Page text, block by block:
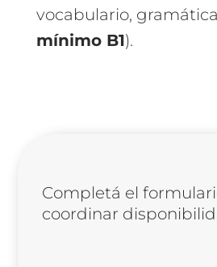
vocabulario,
mínimo B1).
Completá el
coordinar